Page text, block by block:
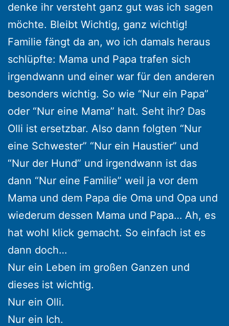
denke ihr versteht ganz gut was ich sagen
möchte. Bleibt Wichtig, ganz wichtig!
Familie fängt da an, wo ich damals heraus
schlüpfte: Mama und Papa trafen sich
irgendwann und einer war für den anderen
besonders wichtig. So wie “Nur ein Papa”
oder “Nur eine Mama” halt. Seht ihr? Das
Olli ist ersetzbar. Also dann folgten “Nur
eine Schwester” “Nur ein Haustier” und
“Nur der Hund” und irgendwann ist das
dann “Nur eine Familie” weil ja vor dem
Mama und dem Papa die Oma und Opa und
wiederum dessen Mama und Papa… Ah, es
hat wohl klick gemacht. So einfach ist es
dann doch…
Nur ein Leben im großen Ganzen und
dieses ist wichtig.
Nur ein Olli.
Nur ein Ich.